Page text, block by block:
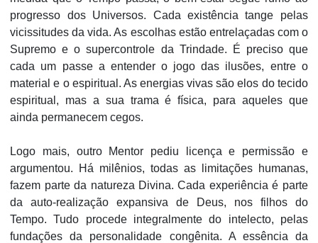
progresso dos Universos. Cada existência tange pelas
vicissitudes da vida. As escolhas estão entrelaçadas com o
Supremo e o supercontrole da Trindade. É preciso que
cada um passe a entender o jogo das ilusões, entre o
material e o espiritual. As energias vivas são elos do tecido
espiritual, mas a sua trama é física, para aqueles que
ainda permanecem cegos.
Logo mais, outro Mentor pediu licença e permissão e
argumentou. Há milênios, todas as limitações humanas,
fazem parte da natureza Divina. Cada experiência é parte
da auto-realização expansiva de Deus, nos filhos do
Tempo. Tudo procede integralmente do intelecto, pelas
fundações da personalidade congênita. A essência da